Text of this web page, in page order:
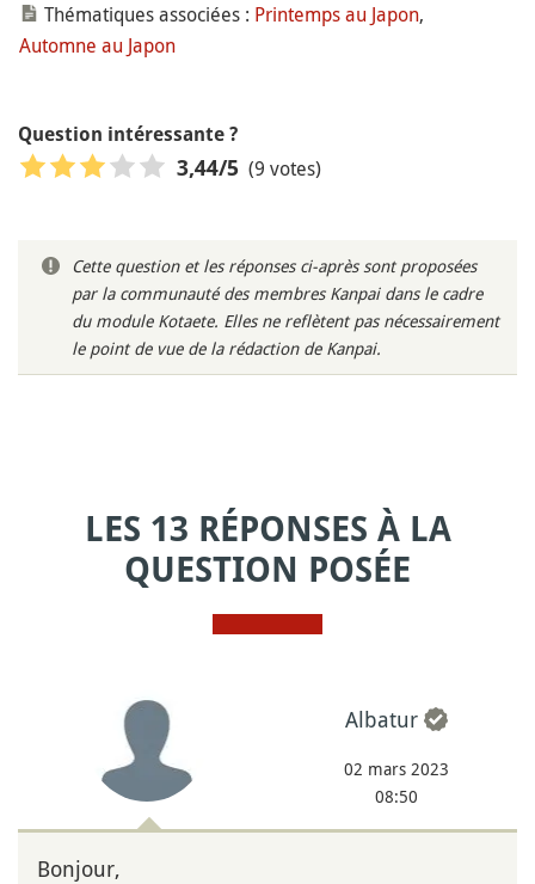
Thématiques associées : Printemps au Japon,
Automne au Japon
Question intéressante ?
3,44/5 (9 votes)
Cette question et les réponses ci-après sont proposées
par la communauté des membres Kanpai dans le cadre
du module Kotaete. Elles ne reflètent pas nécessairement
le point de vue de la rédaction de Kanpai.
LES 13 RÉPONSES À LA
QUESTION POSÉE
Albatur
02 mars 2023
08:50
Bonjour,